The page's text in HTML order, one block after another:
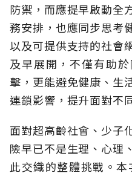
防禦，而應提早啟動全
務安排，也應同步思考
以及可提供支持的社會
及早展開，不僅有助
擊，更能避免健康、生
連鎖影響，提升面對不
面對超高齡社會、少子
險早已不是生理、心理
此交織的整體挑戰。本